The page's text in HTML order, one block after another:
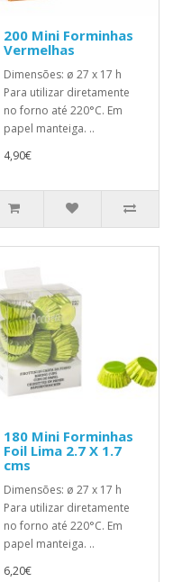
200 Mini Forminhas
Vermelhas
Dimensões: ø 27 x 17 h
Para utilizar diretamente
no forno até 220°C. Em
papel manteiga. ..
4,90€
180 Mini Forminhas
Foil Lima 2.7 X 1.7
cms
Dimensões: ø 27 x 17 h
Para utilizar diretamente
no forno até 220°C. Em
papel manteiga. ..
6,20€